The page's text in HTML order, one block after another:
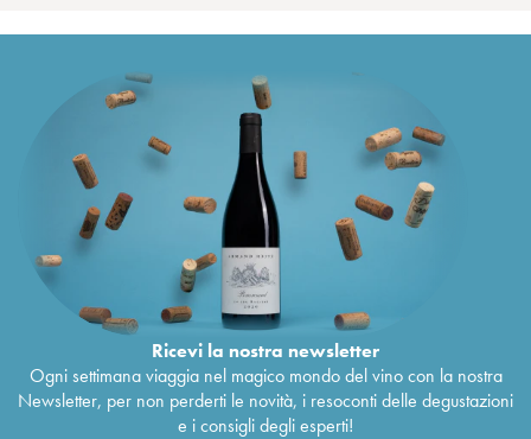
Ricevi la nostra newsletter
Ogni settimana viaggia nel magico mondo del vino con la nostra
Newsletter, per non perderti le novità, i resoconti delle degustazioni
e i consigli degli esperti!